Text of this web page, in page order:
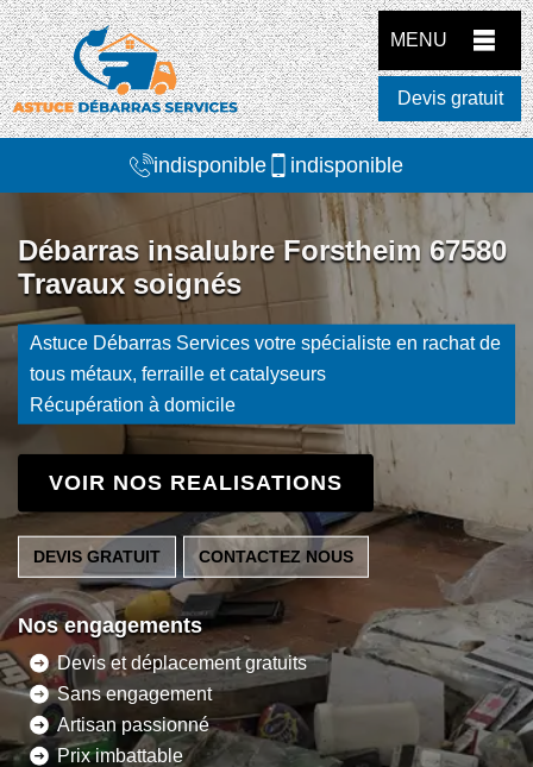
MENU
Devis gratuit
indisponible indisponible
Débarras insalubre Forstheim 67580
Travaux soignés
Astuce Débarras Services votre spécialiste en rachat de
tous métaux, ferraille et catalyseurs
Récupération à domicile
VOIR NOS REALISATIONS
DEVIS GRATUIT CONTACTEZ NOUS
Nos engagements
Devis et déplacement gratuits
Sans engagement
Artisan passionné
Prix imbattable